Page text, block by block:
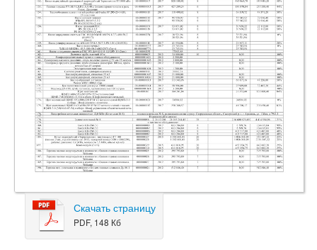
Скачать страницу
PDF, 148 Кб